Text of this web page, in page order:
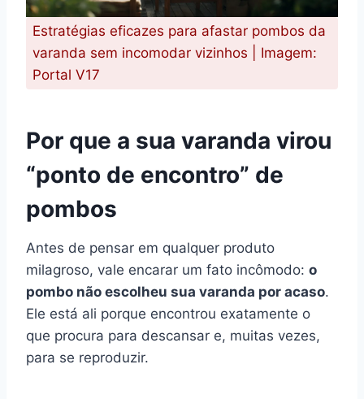
Estratégias eficazes para afastar pombos da
varanda sem incomodar vizinhos | Imagem:
Portal V17
Por que a sua varanda virou
“ponto de encontro” de
pombos
Antes de pensar em qualquer produto
milagroso, vale encarar um fato incômodo: o
pombo não escolheu sua varanda por acaso.
Ele está ali porque encontrou exatamente o
que procura para descansar e, muitas vezes,
para se reproduzir.